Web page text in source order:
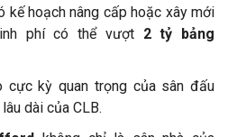
kế hoạch nâng cấp hoặc xây mới
phí có thể vượt 2 tỷ bảng
cực kỳ quan trọng của sân đấu
dài của CLB.